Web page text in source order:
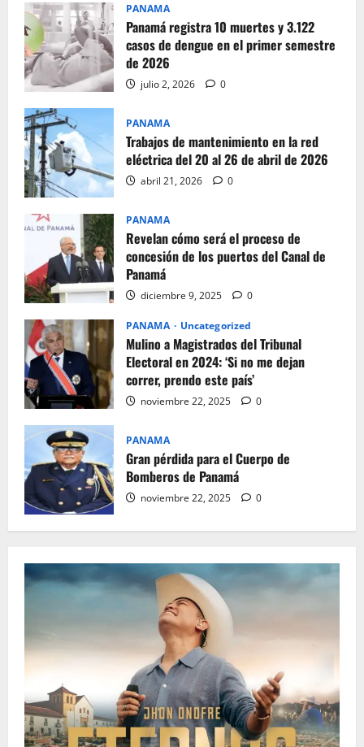
PANAMA
Panamá registra 10 muertes y 3.122
casos de dengue en el primer semestre
de 2026
julio 2, 2026 0
PANAMA
Trabajos de mantenimiento en la red
eléctrica del 20 al 26 de abril de 2026
abril 21, 2026 0
PANAMA
Revelan cómo será el proceso de
concesión de los puertos del Canal de
Panamá
diciembre 9, 2025 0
PANAMA Uncategorized
Mulino a Magistrados del Tribunal
Electoral en 2024: ‘Si no me dejan
correr, prendo este país’
noviembre 22, 2025 0
PANAMA
Gran pérdida para el Cuerpo de
Bomberos de Panamá
noviembre 22, 2025 0